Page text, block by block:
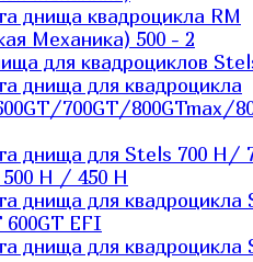
днища квадроцикла RM
Механика) 500 - 2
для квадроциклов
днища для квадроцикла
700GT/800GTmax/
днища для Stels 700 H/
H / 450 H
днища для квадроцикла
600GT EFI
днища для квадроцикла